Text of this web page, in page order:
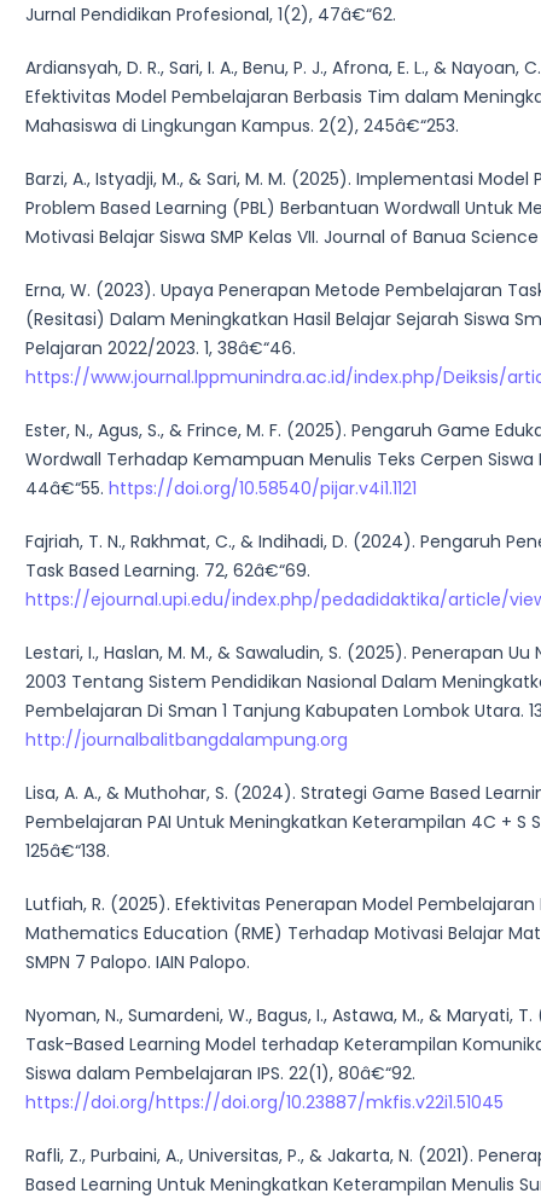
Jurnal Pendidikan Profesional, 1(2), 47â€“62.
Ardiansyah, D. R., Sari, I. A., Benu, P. J., Afrona, E. L., & Nayoan,
Efektivitas Model Pembelajaran Berbasis Tim dalam
Mahasiswa di Lingkungan Kampus. 2(2), 245â€“253.
Barzi, A., Istyadji, M., & Sari, M. M. (2025). Implementasi Model
Problem Based Learning (PBL) Berbantuan Wordwall Untuk
Motivasi Belajar Siswa SMP Kelas VII. Journal of Banua
Erna, W. (2023). Upaya Penerapan Metode Pembelajaran
(Resitasi) Dalam Meningkatkan Hasil Belajar Sejarah Siswa
Pelajaran 2022/2023. 1, 38â€“46.
https://www.journal.lppmunindra.ac.id/index.php/Deiksis/
Ester, N., Agus, S., & Frince, M. F. (2025). Pengaruh Game
Wordwall Terhadap Kemampuan Menulis Teks Cerpen Siswa
44â€“55. https://doi.org/10.58540/pijar.v4i1.1121
Fajriah, T. N., Rakhmat, C., & Indihadi, D. (2024). Pengaruh
Task Based Learning. 72, 62â€“69.
https://ejournal.upi.edu/index.php/pedadidaktika/article/
Lestari, I., Haslan, M. M., & Sawaludin, S. (2025). Penerapan
2003 Tentang Sistem Pendidikan Nasional Dalam
Pembelajaran Di Sman 1 Tanjung Kabupaten Lombok Utara.
http://journalbalitbangdalampung.org
Lisa, A. A., & Muthohar, S. (2024). Strategi Game Based
Pembelajaran PAI Untuk Meningkatkan Keterampilan 4C + S
125â€“138.
Lutfiah, R. (2025). Efektivitas Penerapan Model Pembelajaran
Mathematics Education (RME) Terhadap Motivasi Belajar
SMPN 7 Palopo. IAIN Palopo.
Nyoman, N., Sumardeni, W., Bagus, I., Astawa, M., & Maryati,
Task-Based Learning Model terhadap Keterampilan
Siswa dalam Pembelajaran IPS. 22(1), 80â€“92.
https://doi.org/https://doi.org/10.23887/mkfis.v22i1.51045
Rafli, Z., Purbaini, A., Universitas, P., & Jakarta, N. (2021).
Based Learning Untuk Meningkatkan Keterampilan Menulis